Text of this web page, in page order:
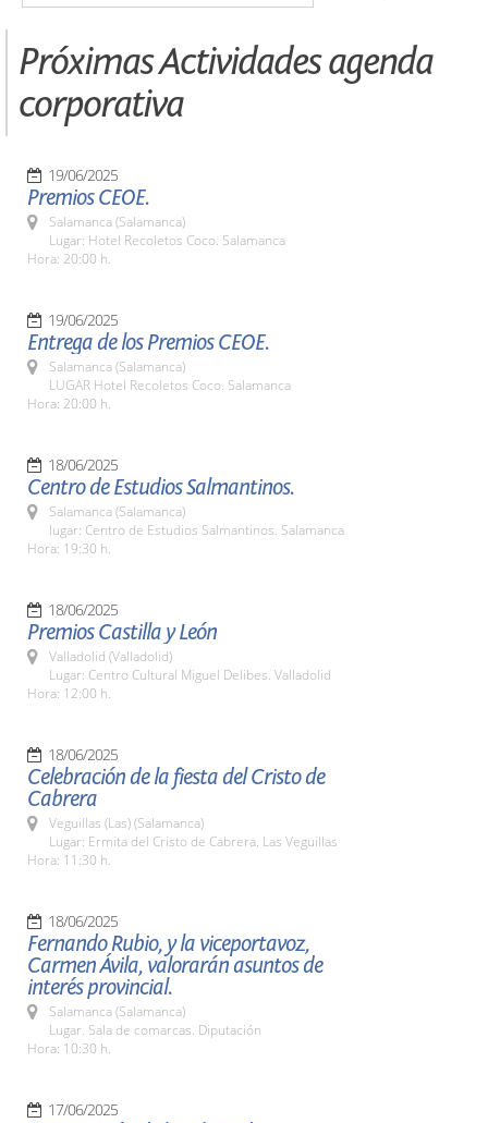
Próximas Actividades agenda
corporativa
19/06/2025
Premios CEOE.
Salamanca (Salamanca)
Lugar: Hotel Recoletos Coco. Salamanca
Hora: 20:00 h.
19/06/2025
Entrega de los Premios CEOE.
Salamanca (Salamanca)
LUGAR Hotel Recoletos Coco. Salamanca
Hora: 20:00 h.
18/06/2025
Centro de Estudios Salmantinos.
Salamanca (Salamanca)
lugar: Centro de Estudios Salmantinos. Salamanca
Hora: 19:30 h.
18/06/2025
Premios Castilla y León
Valladolid (Valladolid)
Lugar: Centro Cultural Miguel Delibes. Valladolid
Hora: 12:00 h.
18/06/2025
Celebración de la fiesta del Cristo de
Cabrera
Veguillas (Las) (Salamanca)
Lugar: Ermita del Cristo de Cabrera. Las Veguillas
Hora: 11:30 h.
18/06/2025
Fernando Rubio, y la viceportavoz,
Carmen Ávila, valorarán asuntos de
interés provincial.
Salamanca (Salamanca)
Lugar. Sala de comarcas. Diputación
Hora: 10:30 h.
17/06/2025